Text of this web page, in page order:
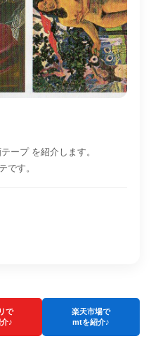
ープ を紹介します。
です。
で
♪
楽天市場で
mtを紹介♪